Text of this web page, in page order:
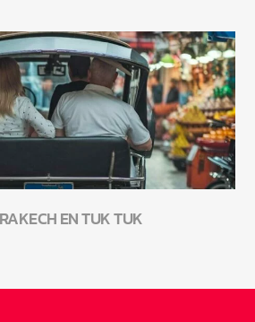
EN TUK TUK